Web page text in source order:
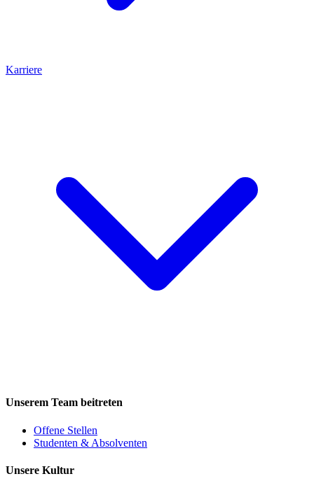
Karriere
Unserem Team beitreten
Offene Stellen
Studenten & Absolventen
Unsere Kultur